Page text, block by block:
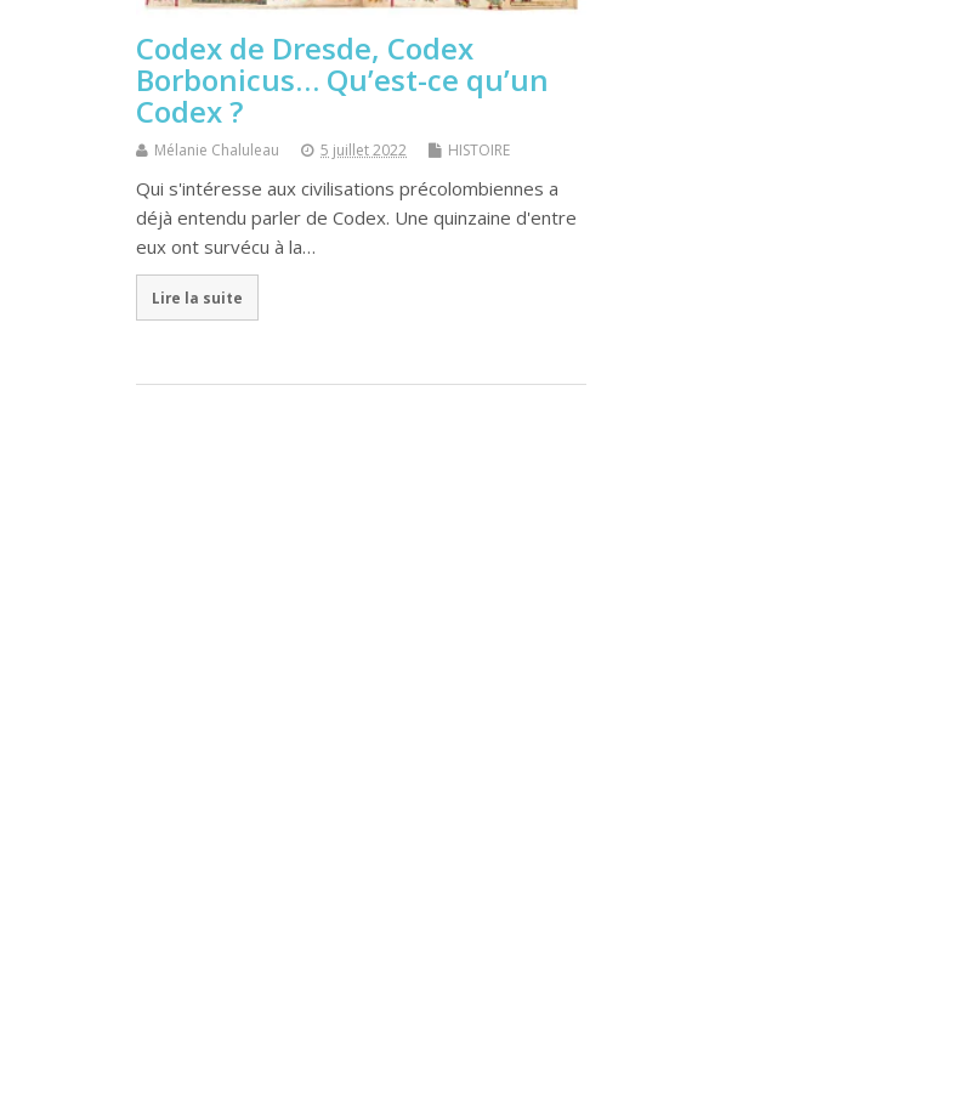
Codex de Dresde, Codex
Borbonicus… Qu’est-ce qu’un
Codex ?
Mélanie Chaluleau 5 juillet 2022 HISTOIRE
Qui s'intéresse aux civilisations précolombiennes a
déjà entendu parler de Codex. Une quinzaine d'entre
eux ont survécu à la…
Lire la suite